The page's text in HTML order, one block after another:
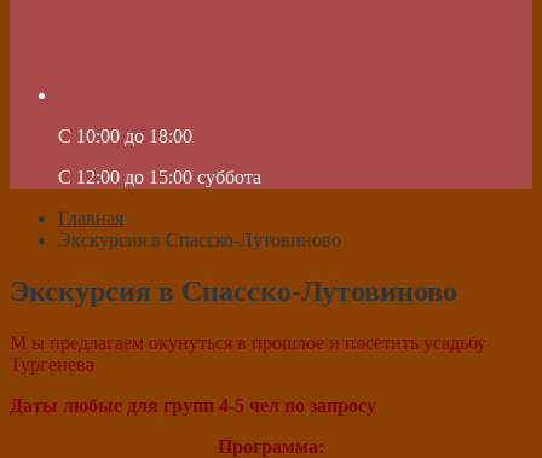
C 10:00 до 18:00
C 12:00 до 15:00 суббота
Главная
Экскурсия в Спасско-Лутовиново
Экскурсия в Спасско-Лутовиново
М ы предлагаем окунуться в прошлое и посетить усадьбу
Тургенева
Даты любые для групп 4-5 чел по запросу
Программа: